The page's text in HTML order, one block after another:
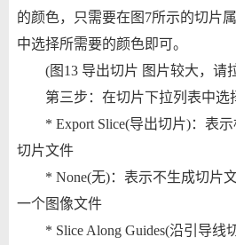
的颜色，只需要在图7所示的切片
中选择所需要的颜色即可。
(图13 导出切片 图片较大，请
第三步：在切片下拉列表中选
* Export Slice(导出切片)：表示
切片文件
* None(无)：表示不生成切片文
一个图像文件
* Slice Along Guides(沿引导线